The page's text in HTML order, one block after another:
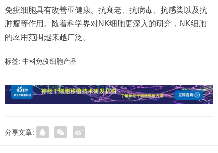
免疫细胞具有改善亚健康、抗衰老、抗病毒、抗感染以及抗
肿瘤等作用。随着科学界对NK细胞更深入的研究，NK细胞
的应用范围越来越广泛。
标签: 中科免疫细胞产品
分享文章: